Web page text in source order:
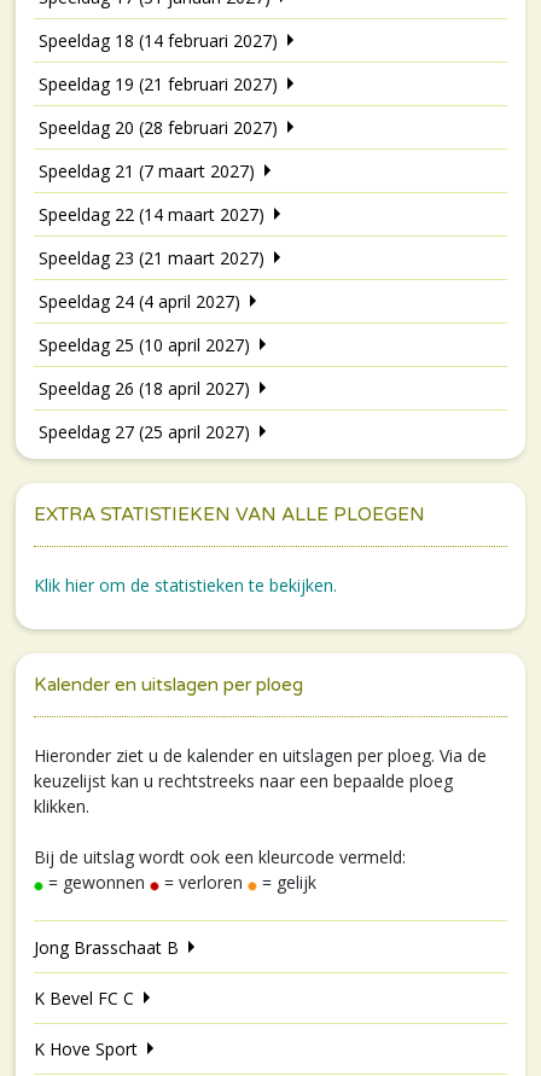
Speeldag 18 (14 februari 2027)
Speeldag 19 (21 februari 2027)
Speeldag 20 (28 februari 2027)
Speeldag 21 (7 maart 2027)
Speeldag 22 (14 maart 2027)
Speeldag 23 (21 maart 2027)
Speeldag 24 (4 april 2027)
Speeldag 25 (10 april 2027)
Speeldag 26 (18 april 2027)
Speeldag 27 (25 april 2027)
EXTRA STATISTIEKEN VAN ALLE PLOEGEN
Klik hier om de statistieken te bekijken.
Kalender en uitslagen per ploeg
Hieronder ziet u de kalender en uitslagen per ploeg. Via de
keuzelijst kan u rechtstreeks naar een bepaalde ploeg
klikken.
Bij de uitslag wordt ook een kleurcode vermeld:
= gewonnen
= verloren = gelijk
Jong Brasschaat B
K Bevel FC C
K Hove Sport